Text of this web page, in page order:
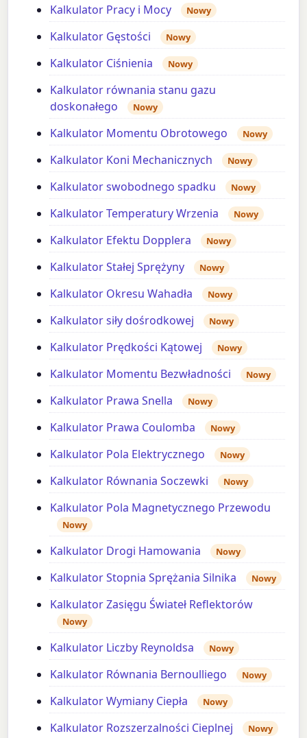
Kalkulator Pracy i Mocy Nowy
Kalkulator Gęstości Nowy
Kalkulator Ciśnienia Nowy
Kalkulator równania stanu gazu
doskonałego
Nowy
Kalkulator Momentu Obrotowego Nowy
Kalkulator Koni Mechanicznych Nowy
Kalkulator swobodnego spadku Nowy
Kalkulator Temperatury Wrzenia Nowy
Kalkulator Efektu Dopplera Nowy
Kalkulator Stałej Sprężyny Nowy
Kalkulator Okresu Wahadła Nowy
Kalkulator siły dośrodkowej Nowy
Kalkulator Prędkości Kątowej Nowy
Kalkulator Momentu Bezwładności Nowy
Kalkulator Prawa Snella Nowy
Kalkulator Prawa Coulomba Nowy
Kalkulator Pola Elektrycznego Nowy
Kalkulator Równania Soczewki Nowy
Kalkulator Pola Magnetycznego Przewodu
Nowy
Kalkulator Drogi Hamowania Nowy
Kalkulator Stopnia Sprężania Silnika Nowy
Kalkulator Zasięgu Świateł Reflektorów
Nowy
Kalkulator Liczby Reynoldsa Nowy
Kalkulator Równania Bernoulliego Nowy
Kalkulator Wymiany Ciepła Nowy
Kalkulator Rozszerzalności Cieplnej Nowy